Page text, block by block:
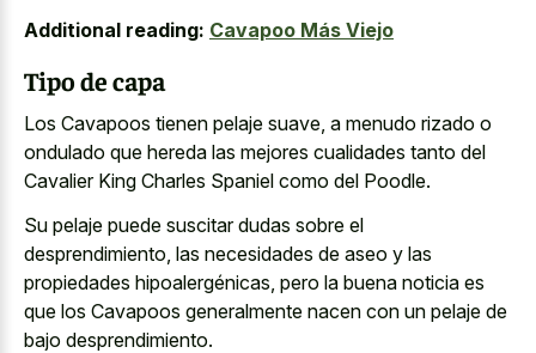
Additional reading: Cavapoo Más Viejo
Tipo de capa
Los Cavapoos tienen pelaje suave, a menudo rizado o
ondulado que hereda las mejores cualidades tanto del
Cavalier King Charles Spaniel como del Poodle.
Su pelaje puede suscitar dudas sobre el
desprendimiento, las necesidades de aseo y las
propiedades hipoalergénicas, pero la buena noticia es
que los Cavapoos generalmente nacen con un pelaje de
bajo desprendimiento.